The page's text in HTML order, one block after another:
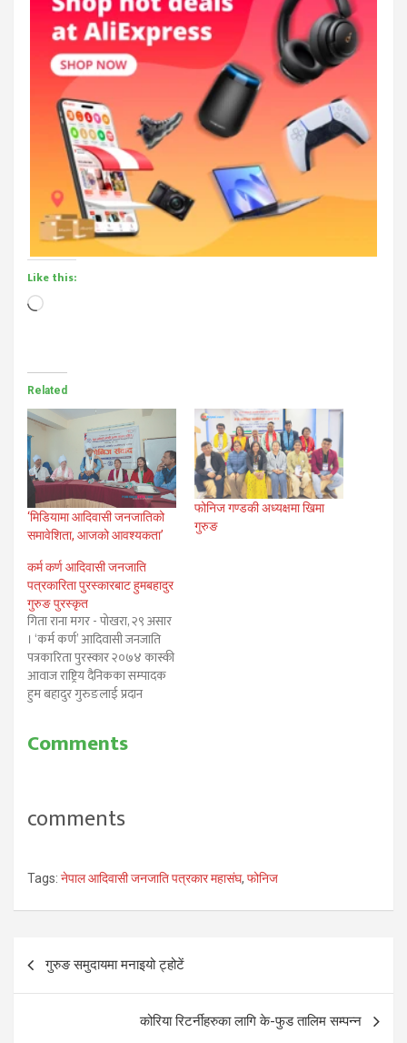
Like this:
Loading…
Related
‘मिडियामा आदिवासी जनजातिको
समावेशिता, आजको आवश्यकता’
फोनिज गण्डकी अध्यक्षमा खिमा
गुरुङ
कर्म कर्ण आदिवासी जनजाति
पत्रकारिता पुरस्कारबाट हुमबहादुर
गुरुङ पुरस्कृत
गिता राना मगर - पोखरा, २९ असार
। ‘कर्म कर्ण’ आदिवासी जनजाति
पत्रकारिता पुरस्कार २०७४ कास्की
आवाज राष्ट्रिय दैनिकका सम्पादक
हुम बहादुर गुरुङलाई प्रदान
आफ्नो वैवाहिक समारोहको
गरिदै आइएको पुरस्कार
Comments
comments
Tags: नेपाल आदिवासी जनजाति पत्रकार महासंघ, फोनिज
Post
navigation
गुरुङ समुदायमा मनाइयो ट्होटें
कोरिया रिटर्नीहरुका लागि के-फुड तालिम सम्पन्न